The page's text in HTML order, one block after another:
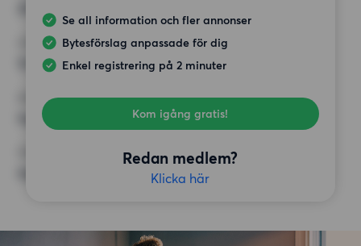
Se all information och fler annonser
Bytesförslag anpassade för dig
Enkel registrering på 2 minuter
Kom igång gratis!
Redan medlem?
Klicka här
HÖGSTA HYRA
12 000 kr
Inga speciella krav
ÖVRIGA PREFERENSER
Inga speciella preferenser